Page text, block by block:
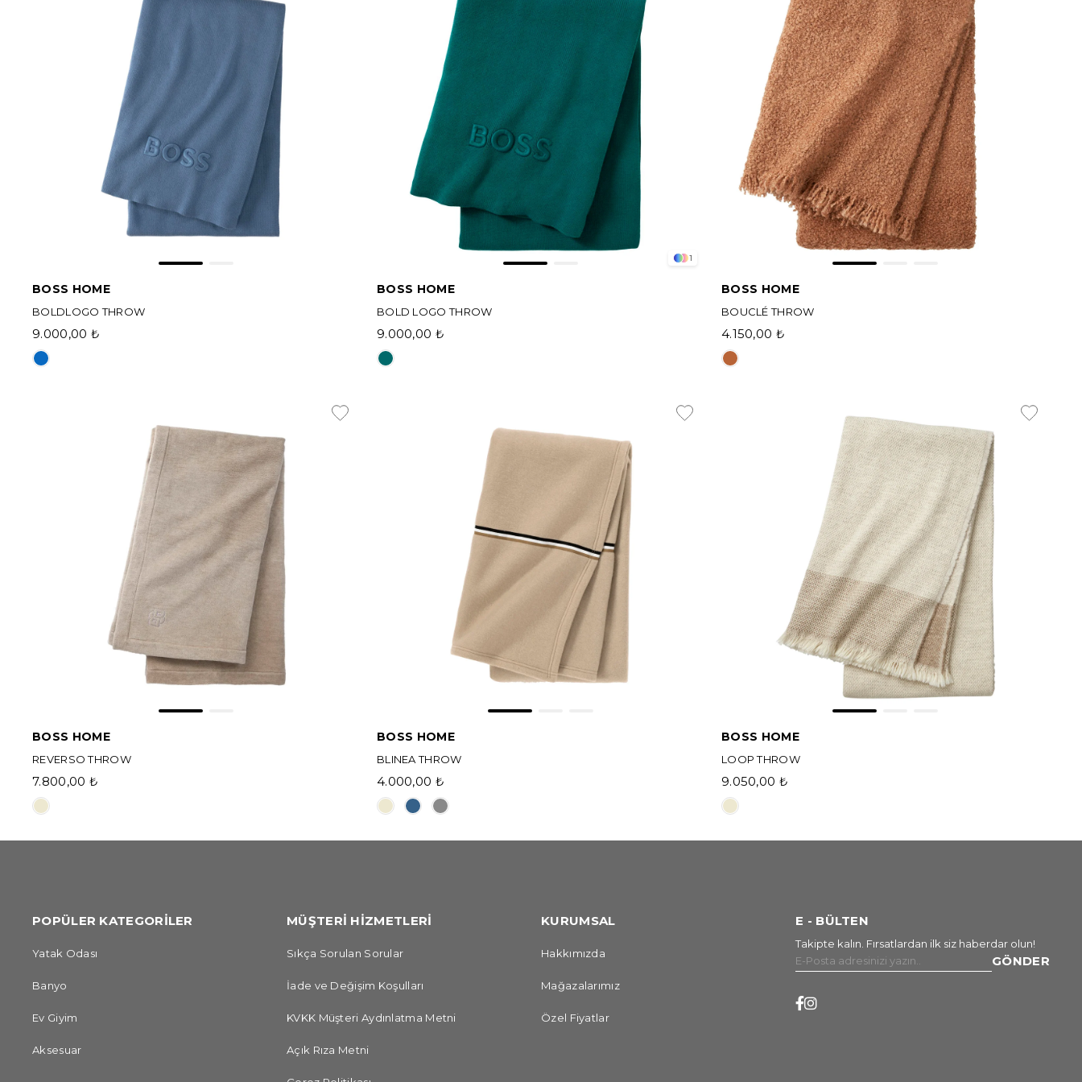
BOSS HOME
BOLDLOGO THROW
9.000,00 ₺
1
BOSS HOME
BOLD LOGO THROW
9.000,00 ₺
BOSS HOME
BOUCLÉ THROW
4.150,00 ₺
BOSS HOME
REVERSO THROW
7.800,00 ₺
BOSS HOME
BLINEA THROW
4.000,00 ₺
BOSS HOME
LOOP THROW
9.050,00 ₺
POPÜLER KATEGORİLER
Yatak Odası
Banyo
Ev Giyim
Aksesuar
MÜŞTERİ HİZMETLERİ
Sıkça Sorulan Sorular
İade ve Değişim Koşulları
KVKK Müşteri Aydınlatma Metni
Açık Rıza Metni
KURUMSAL
Hakkımızda
Mağazalarımız
Özel Fiyatlar
E - BÜLTEN
Takipte kalın. Fırsatlardan ilk siz haberdar olun!
GÖNDER